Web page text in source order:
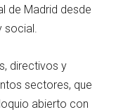
de Madrid desde
social.
directivos y
sectores, que
abierto con